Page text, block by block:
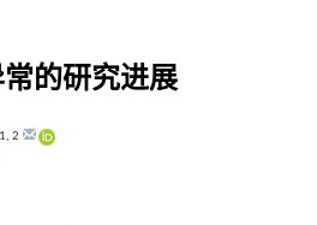
的研究进展
1, 2